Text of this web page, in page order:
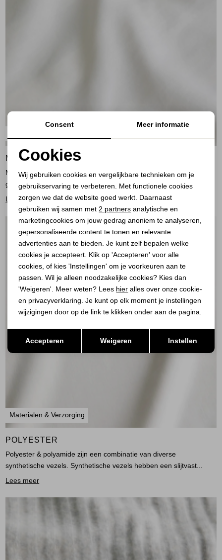
MODAL
Modal is een kunstmatige vezel die wordt gewonnen uit natuurlijke
grondstoffen. Modal ontstaat door een chemisch proces...
Lees meer
Materialen & Verzorging
POLYESTER
Polyester & polyamide zijn een combinatie van diverse
synthetische vezels. Synthetische vezels hebben een slijtvast...
Lees meer
Personalisatie cookies
Analytische cookies
Marketing cookies
Consent Meer informatie
Cookies
Wij gebruiken cookies en vergelijkbare technieken om je
gebruikservaring te verbeteren. Met functionele cookies
zorgen we dat de website goed werkt. Daarnaast
gebruiken wij samen met 2 partners analytische en
marketingcookies om jouw gedrag anoniem te analyseren,
gepersonaliseerde content te tonen en relevante
advertenties aan te bieden. Je kunt zelf bepalen welke
cookies je accepteert. Klik op 'Accepteren' voor alle
cookies, of kies 'Instellingen' om je voorkeuren aan te
passen. Wil je alleen noodzakelijke cookies? Kies dan
'Weigeren'. Meer weten? Lees hier alles over onze cookie-
en privacyverklaring. Je kunt op elk moment je instellingen
wijzigingen door op de link te klikken onder aan de pagina.
Accepteren Weigeren Instellen